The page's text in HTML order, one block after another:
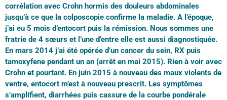
corrélation avec Crohn hormis des douleurs abdominales
jusqu’à ce que la colposcopie confirme la maladie. A l’époque,
j’ai eu 5 mois d’entocort puis la rémission. Nous sommes une
fratrie de 4 sœurs et l’une d’entre elle est aussi diagnostiquée.
En mars 2014 j’ai été opérée d’un cancer du sein, RX puis
tamoxyfene pendant un an (arrêt en mai 2015). Rien à voir avec
Crohn et pourtant. En juin 2015 à nouveau des maux violents de
ventre, entocort m’est à nouveau prescrit. Les symptômes
s’amplifient, diarrhées puis cassure de la courbe pondérale